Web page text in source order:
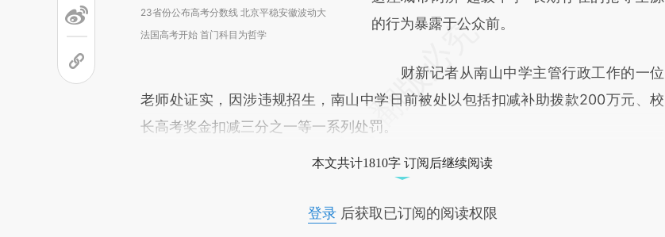
23省份公布高考分数线 北京平稳安徽波动大
法国高考开始 首门科目为哲学
的行为暴露于公众前。
财新记者从南山中学主管行政工作的一位
老师处证实，因涉违规招生，南山中学日前被处以包括扣减补助拨款200万元、校
长高考奖金扣减三分之一等一系列处罚。
本文共计1810字 订阅后继续阅读
登录后获取已订阅的阅读权限